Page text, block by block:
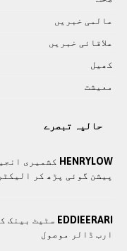
عالمی خبريں
علاقائی خبريں
کھيل
معيشت
حالیہ تبصرے
HENRYLOW کشمیری
پیشن گوئی پڑھ کر
EDDIEERARI
ارب ڈالر موصول